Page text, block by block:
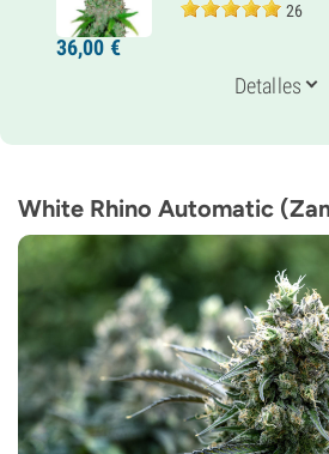
26
Padres
Orange Sherbet Auto
70% Sativa
9-10 semanas de la semilla
24%
CBD
Tipo de floración
Autofloreciente
36,00 €
Detalles
White Rhino Automatic